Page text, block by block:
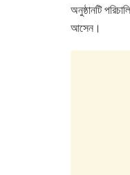
অনুষ্ঠানটি
আসেন।